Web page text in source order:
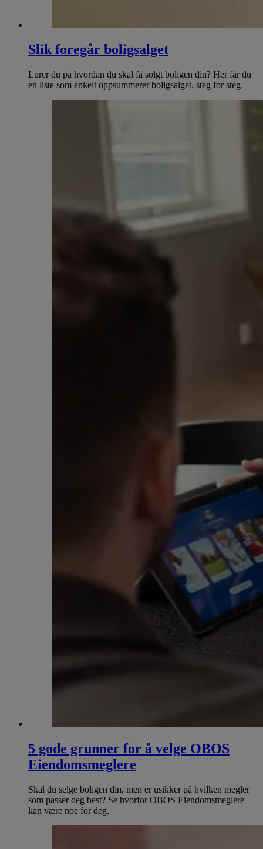
Slik foregår boligsalget
Lurer du på hvordan du skal få solgt boligen din? Her får du
en liste som enkelt oppsummerer boligsalget, steg for steg.
5 gode grunner for å velge OBOS
Eiendomsmeglere
Skal du selge boligen din, men er usikker på hvilken megler
som passer deg best? Se hvorfor OBOS Eiendomsmeglere
kan være noe for deg.